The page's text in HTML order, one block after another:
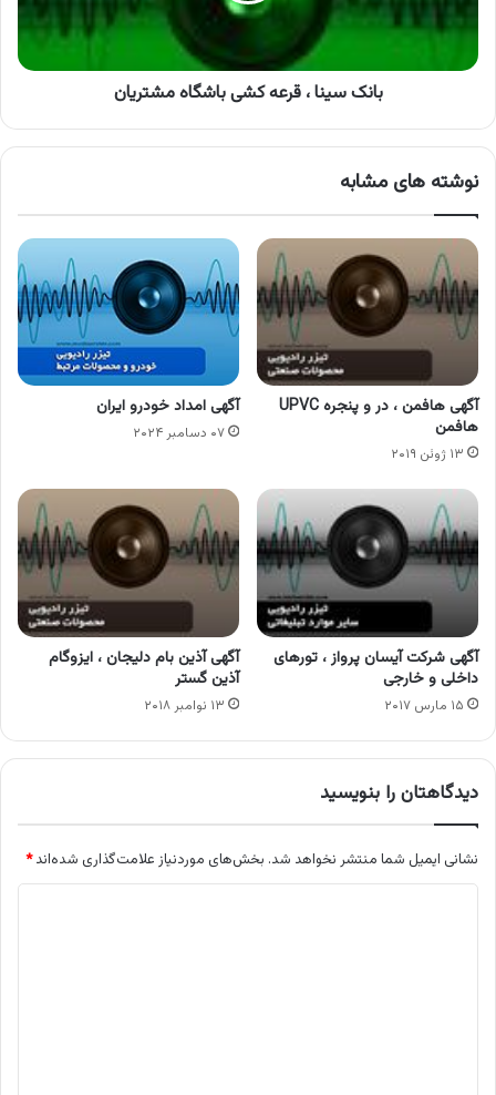
مشتریان
بانک سینا ، قرعه کشی باشگاه مشتریان
نوشته های مشابه
آگهی هافمن ، در و پنجره UPVC
هافمن
۱۳ ژوئن ۲۰۱۹
آگهی امداد خودرو ایران
۰۷ دسامبر ۲۰۲۴
آگهی شرکت آیسان پرواز ، تورهای
داخلی و خارجی
۱۵ مارس ۲۰۱۷
آگهی آذین بام دلیجان ، ایزوگام
آذین گستر
۱۳ نوامبر ۲۰۱۸
دیدگاهتان را بنویسید
نشانی ایمیل شما منتشر نخواهد شد. بخش‌های موردنیاز علامت‌گذاری شده‌اند*